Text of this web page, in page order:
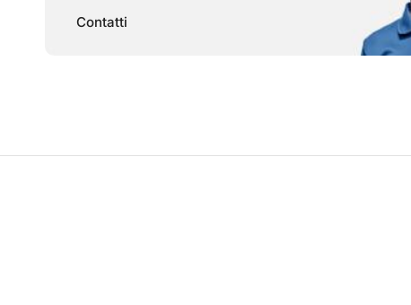
Contatti